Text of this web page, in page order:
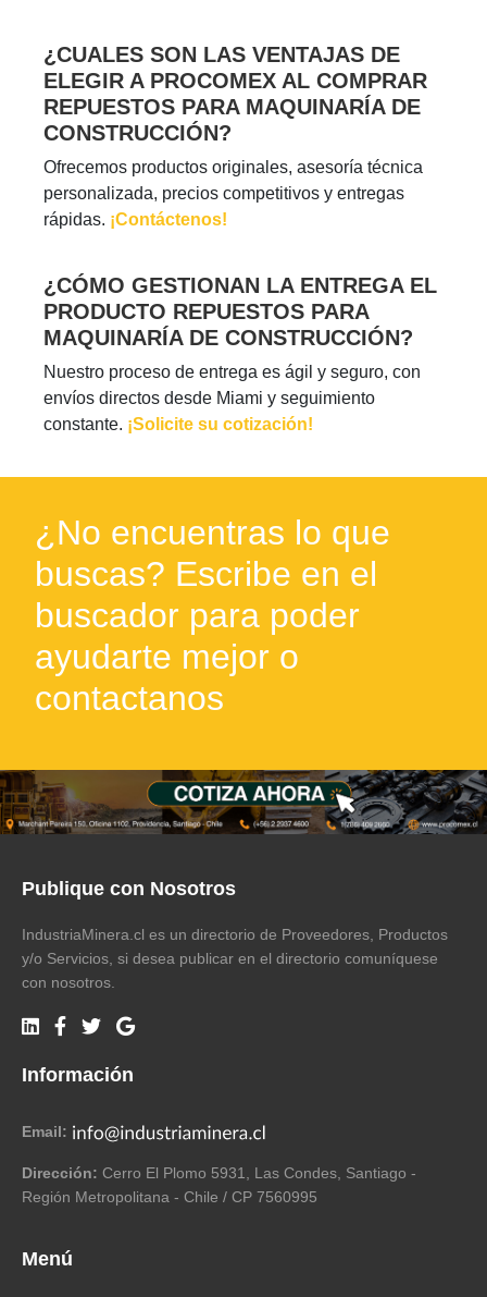
¿CUALES SON LAS VENTAJAS DE
ELEGIR A PROCOMEX AL COMPRAR
REPUESTOS PARA MAQUINARÍA DE
CONSTRUCCIÓN?
Ofrecemos productos originales, asesoría técnica
personalizada, precios competitivos y entregas
rápidas. ¡Contáctenos!
¿CÓMO GESTIONAN LA ENTREGA EL
PRODUCTO REPUESTOS PARA
MAQUINARÍA DE CONSTRUCCIÓN?
Nuestro proceso de entrega es ágil y seguro, con
envíos directos desde Miami y seguimiento
constante. ¡Solicite su cotización!
¿No encuentras lo que
buscas? Escribe en el
buscador para poder
ayudarte mejor o
contactanos
Publique con Nosotros
IndustriaMinera.cl es un directorio de Proveedores, Productos
y/o Servicios, si desea publicar en el directorio comuníquese
con nosotros.
Información
Email:
Dirección: Cerro El Plomo 5931, Las Condes, Santiago -
Región Metropolitana - Chile / CP 7560995
Menú